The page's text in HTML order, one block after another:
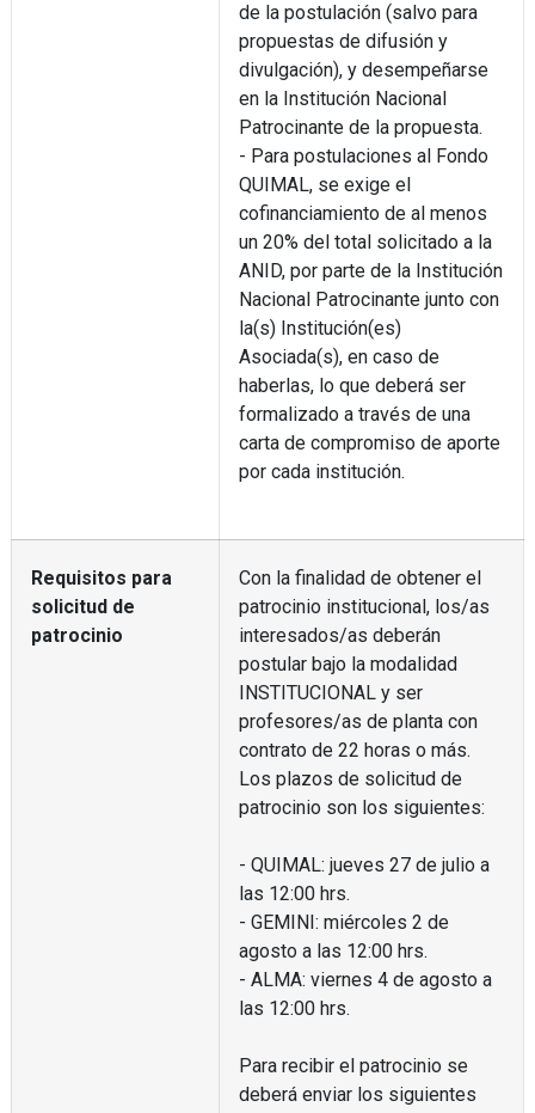
de la postulación (salvo para
propuestas de difusión y
divulgación), y desempeñarse
en la Institución Nacional
Patrocinante de la propuesta.
- Para postulaciones al Fondo
QUIMAL, se exige el
cofinanciamiento de al menos
un 20% del total solicitado a la
ANID, por parte de la Institución
Nacional Patrocinante junto con
la(s) Institución(es)
Asociada(s), en caso de
haberlas, lo que deberá ser
formalizado a través de una
carta de compromiso de aporte
por cada institución.
Requisitos para
solicitud de
patrocinio
Con la finalidad de obtener el
patrocinio institucional, los/as
interesados/as deberán
postular bajo la modalidad
INSTITUCIONAL y ser
profesores/as de planta con
contrato de 22 horas o más.
Los plazos de solicitud de
patrocinio son los siguientes:
- QUIMAL: jueves 27 de julio a
las 12:00 hrs.
- GEMINI: miércoles 2 de
agosto a las 12:00 hrs.
- ALMA: viernes 4 de agosto a
las 12:00 hrs.
Para recibir el patrocinio se
deberá enviar los siguientes